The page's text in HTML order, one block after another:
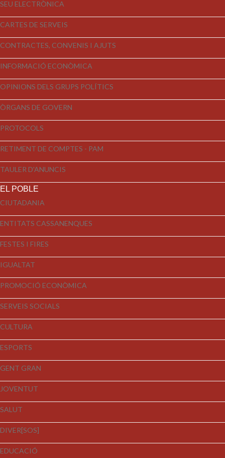
SEU ELECTRÒNICA
CARTES DE SERVEIS
CONTRACTES, CONVENIS I AJUTS
INFORMACIÓ ECONÒMICA
OPINIONS DELS GRUPS POLÍTICS
ÒRGANS DE GOVERN
PROTOCOLS
RETIMENT DE COMPTES - PAM
TAULER D'ANUNCIS
EL POBLE
CIUTADANIA
ENTITATS CASSANENQUES
FESTES I FIRES
IGUALTAT
PROMOCIÓ ECONÒMICA
SERVEIS SOCIALS
CULTURA
ESPORTS
GENT GRAN
JOVENTUT
SALUT
DIVER[SOS]
EDUCACIÓ